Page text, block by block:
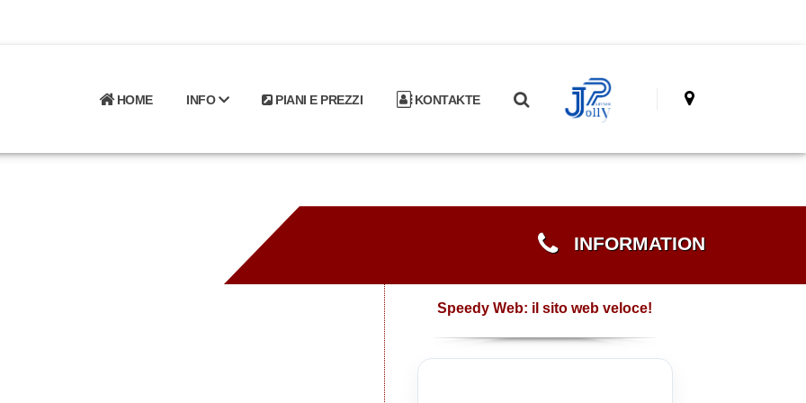
HOME INFO PIANI E PREZZI KONTAKTE
INFORMATION
Speedy Web: il sito web veloce!